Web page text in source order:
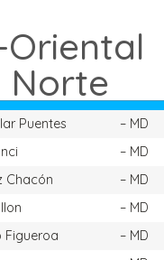
Norte
Puentes
– MD
– MD
Chacón
– MD
– MD
Figueroa
– MD